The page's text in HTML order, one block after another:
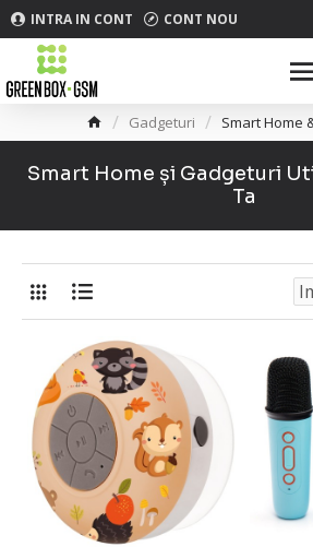
INTRA IN CONT CONT NOU
Gadgeturi Smart Home
Smart Home și Gadgeturi
Ta